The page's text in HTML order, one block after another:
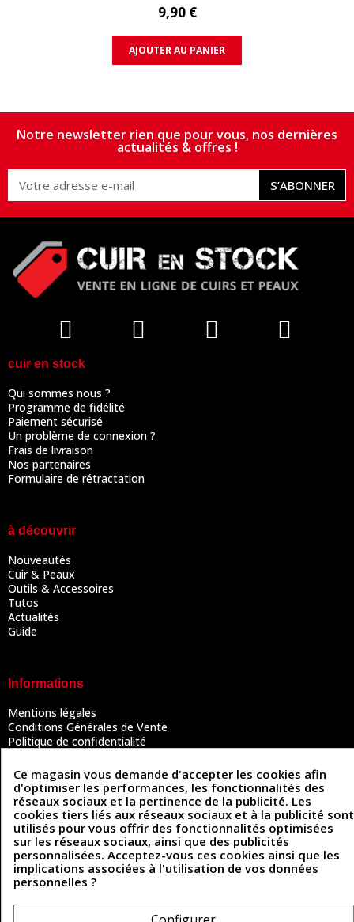
9,90 €
AJOUTER AU PANIER
Notre newsletter rien que pour vous, nos dernières
actualités & offres !
S’ABONNER
cuir en stock
Qui sommes nous ?
Programme de fidélité
Paiement sécurisé
Un problème de connexion ?
Frais de livraison
Nos partenaires
Formulaire de rétractation
à découvrir
Nouveautés
Cuir & Peaux
Outils & Accessoires
Tutos
Actualités
Guide
Informations
Mentions légales
Conditions Générales de Vente
Politique de confidentialité
Contactez-nous
Coordonnées
493 Chemin de Catougnac
81300 Graulhet
05 63 34 51 88
contact@cuirenstock.com
Ce magasin vous demande d'accepter les cookies afin
d'optimiser les performances, les fonctionnalités des
réseaux sociaux et la pertinence de la publicité. Les
cookies tiers liés aux réseaux sociaux et à la publicité sont
utilisés pour vous offrir des fonctionnalités optimisées
sur les réseaux sociaux, ainsi que des publicités
personnalisées. Acceptez-vous ces cookies ainsi que les
implications associées à l'utilisation de vos données
personnelles ?